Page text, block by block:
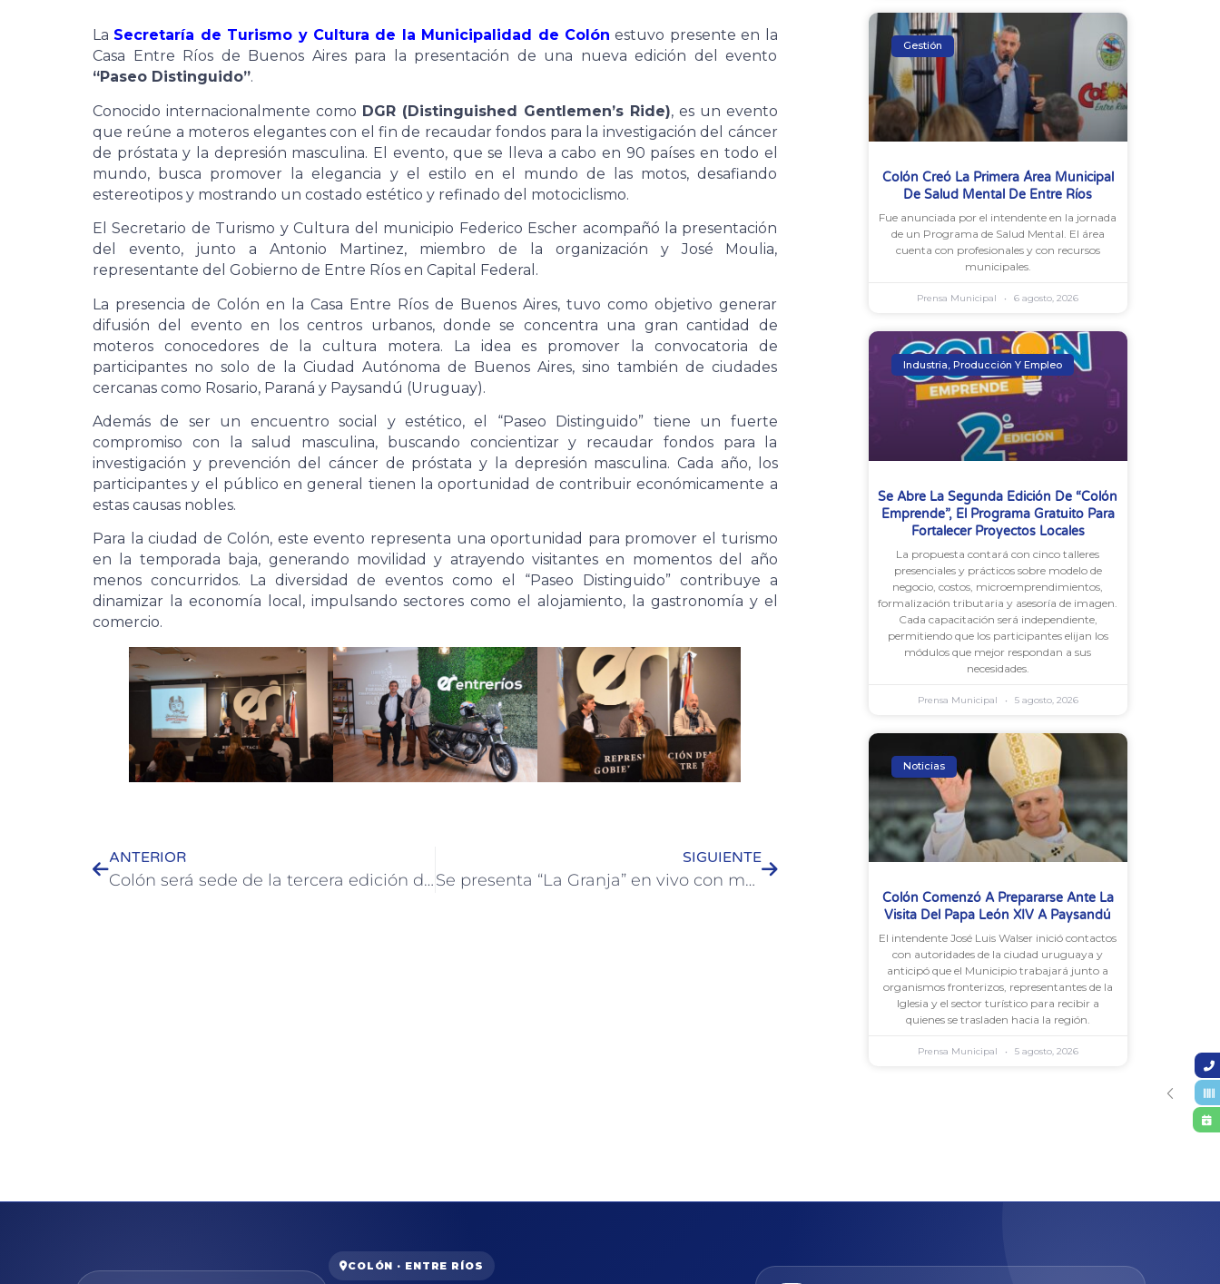
La Secretaría de Turismo y Cultura de la Municipalidad de Colón estuvo presente en la
Casa Entre Ríos de Buenos Aires para la presentación de una nueva edición del evento
“Paseo Distinguido”.
Conocido internacionalmente como DGR (Distinguished Gentlemen’s Ride), es un evento
que reúne a moteros elegantes con el fin de recaudar fondos para la investigación del cáncer
de próstata y la depresión masculina. El evento, que se lleva a cabo en 90 países en todo el
mundo, busca promover la elegancia y el estilo en el mundo de las motos, desafiando
estereotipos y mostrando un costado estético y refinado del motociclismo.
El Secretario de Turismo y Cultura del municipio Federico Escher acompañó la presentación
del evento, junto a Antonio Martinez, miembro de la organización y José Moulia,
representante del Gobierno de Entre Ríos en Capital Federal.
La presencia de Colón en la Casa Entre Ríos de Buenos Aires, tuvo como objetivo generar
difusión del evento en los centros urbanos, donde se concentra una gran cantidad de
moteros conocedores de la cultura motera. La idea es promover la convocatoria de
participantes no solo de la Ciudad Autónoma de Buenos Aires, sino también de ciudades
cercanas como Rosario, Paraná y Paysandú (Uruguay).
Además de ser un encuentro social y estético, el “Paseo Distinguido” tiene un fuerte
compromiso con la salud masculina, buscando concientizar y recaudar fondos para la
investigación y prevención del cáncer de próstata y la depresión masculina. Cada año, los
participantes y el público en general tienen la oportunidad de contribuir económicamente a
estas causas nobles.
Para la ciudad de Colón, este evento representa una oportunidad para promover el turismo
en la temporada baja, generando movilidad y atrayendo visitantes en momentos del año
menos concurridos. La diversidad de eventos como el “Paseo Distinguido” contribuye a
dinamizar la economía local, impulsando sectores como el alojamiento, la gastronomía y el
comercio.
ANTERIOR
Colón será sede de la tercera edición de “The Distinguished Gentleman’s Ride”
SIGUIENTE
Se presenta “La Granja” en vivo con música y diversión para toda la familia
Gestión
Colón Creó La Primera Área Municipal
De Salud Mental De Entre Ríos
Fue anunciada por el intendente en la jornada
de un Programa de Salud Mental. El área
cuenta con profesionales y con recursos
municipales.
Prensa Municipal 6 agosto, 2026
Industria, Producción Y Empleo
Se Abre La Segunda Edición De “Colón
Emprende”, El Programa Gratuito Para
Fortalecer Proyectos Locales
La propuesta contará con cinco talleres
presenciales y prácticos sobre modelo de
negocio, costos, microemprendimientos,
formalización tributaria y asesoría de imagen.
Cada capacitación será independiente,
permitiendo que los participantes elijan los
módulos que mejor respondan a sus
necesidades.
Prensa Municipal 5 agosto, 2026
Noticias
Colón Comenzó A Prepararse Ante La
Visita Del Papa León XIV A Paysandú
El intendente José Luis Walser inició contactos
con autoridades de la ciudad uruguaya y
anticipó que el Municipio trabajará junto a
organismos fronterizos, representantes de la
Iglesia y el sector turístico para recibir a
quienes se trasladen hacia la región.
Prensa Municipal 5 agosto, 2026
COLÓN · ENTRE RÍOS